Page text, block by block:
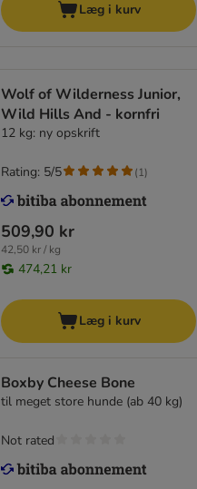
Læg i kurv
Wolf of Wilderness Junior,
Wild Hills And - kornfri
12 kg: ny opskrift
509,90 kr
42,50 kr / kg
474,21 kr
Rating: 5/5 (1)
Læg i kurv
Boxby Cheese Bone
til meget store hunde (ab 40 kg)
Not rated